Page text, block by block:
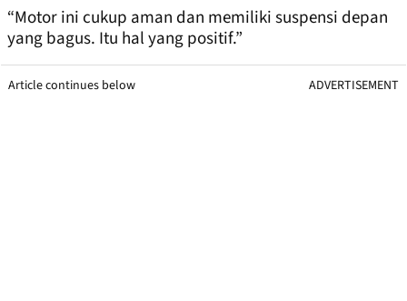
“Motor ini cukup aman dan memiliki suspensi depan
yang bagus. Itu hal yang positif.”
Article continues below ADVERTISEMENT